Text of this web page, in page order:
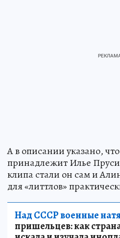
А в описании указано,
принадлежит Илье
клипа стали он сам и
для «литтлов»
Над СССР военные
пришельцев: как